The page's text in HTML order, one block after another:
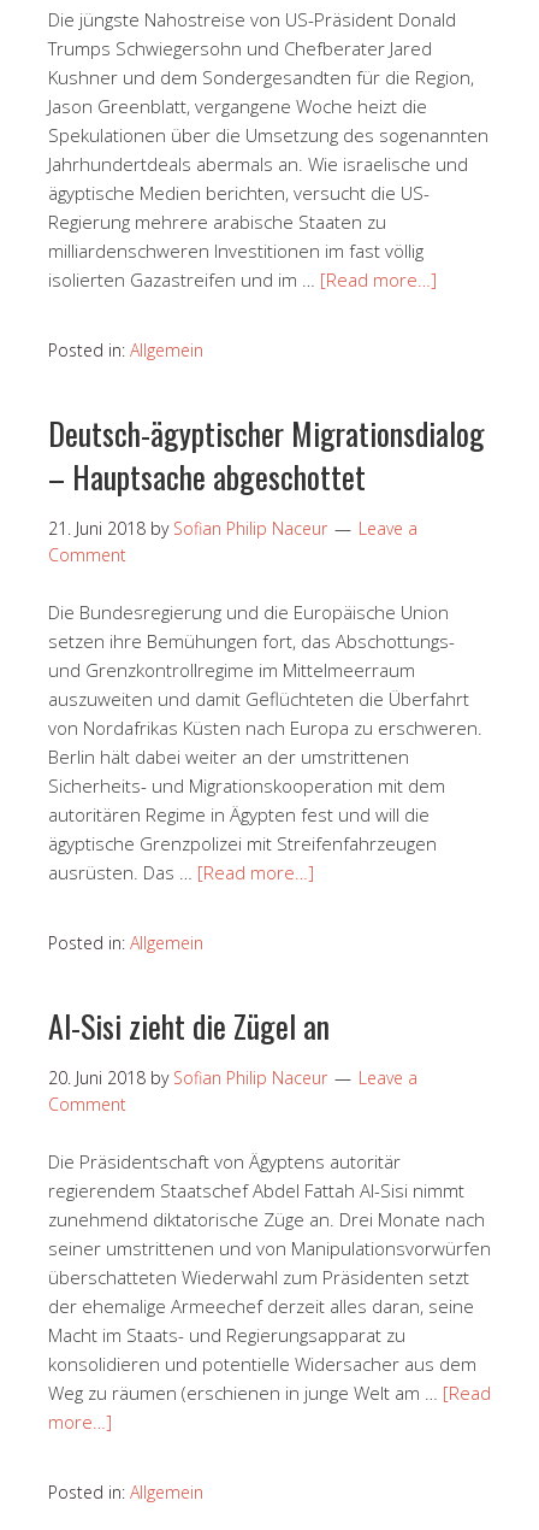
Die jüngste Nahostreise von US-Präsident Donald
Trumps Schwiegersohn und Chefberater Jared
Kushner und dem Sondergesandten für die Region,
Jason Greenblatt, vergangene Woche heizt die
Spekulationen über die Umsetzung des sogenannten
Jahrhundertdeals abermals an. Wie israelische und
ägyptische Medien berichten, versucht die US-
Regierung mehrere arabische Staaten zu
milliardenschweren Investitionen im fast völlig
isolierten Gazastreifen und im … [Read more…]
Posted in: Allgemein
Deutsch-ägyptischer Migrationsdialog
– Hauptsache abgeschottet
21. Juni 2018 by Sofian Philip Naceur
Leave a
Comment
Die Bundesregierung und die Europäische Union
setzen ihre Bemühungen fort, das Abschottungs-
und Grenzkontrollregime im Mittelmeerraum
auszuweiten und damit Geflüchteten die Überfahrt
von Nordafrikas Küsten nach Europa zu erschweren.
Berlin hält dabei weiter an der umstrittenen
Sicherheits- und Migrationskooperation mit dem
autoritären Regime in Ägypten fest und will die
ägyptische Grenzpolizei mit Streifenfahrzeugen
ausrüsten. Das … [Read more…]
Posted in: Allgemein
Al-Sisi zieht die Zügel an
20. Juni 2018 by Sofian Philip Naceur
Leave a
Comment
Die Präsidentschaft von Ägyptens autoritär
regierendem Staatschef Abdel Fattah Al-Sisi nimmt
zunehmend diktatorische Züge an. Drei Monate nach
seiner umstrittenen und von Manipulationsvorwürfen
überschatteten Wiederwahl zum Präsidenten setzt
der ehemalige Armeechef derzeit alles daran, seine
Macht im Staats- und Regierungsapparat zu
konsolidieren und potentielle Widersacher aus dem
Weg zu räumen (erschienen in junge Welt am … [Read
more…]
Posted in: Allgemein